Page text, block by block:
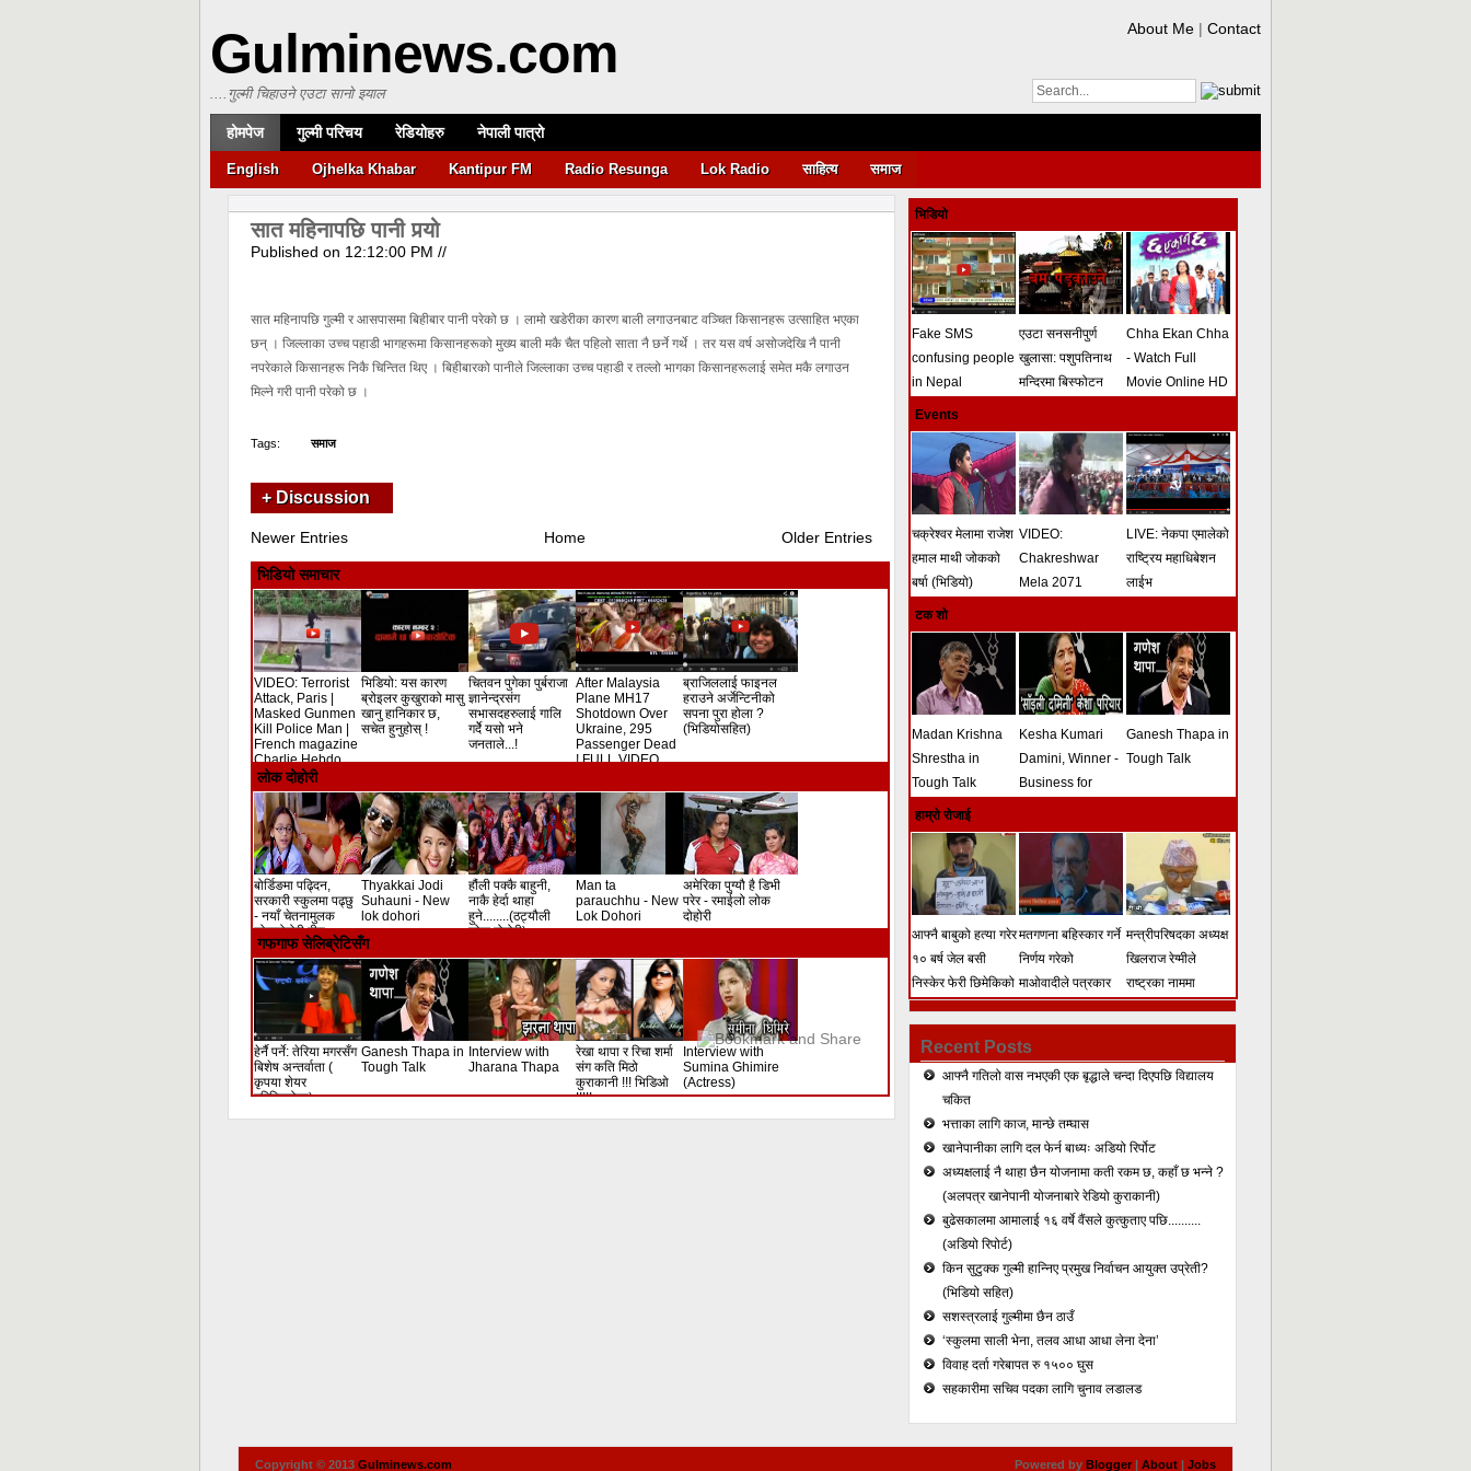
Gulminews.com
....गुल्मी चिहाउने एउटा सानो झ्याल
About Me | Contact
होमपेज गुल्मी परिचय रेडियोहरु नेपाली पात्रो
English Ojhelka Khabar Kantipur FM Radio Resunga Lok Radio साहित्य समाज
सात महिनापछि पानी पर्‍यो
Published on 12:12:00 PM //
सात महिनापछि गुल्मी र आसपासमा बिहीबार पानी परेको छ । लामो खडेरीका कारण बाली लगाउनबाट वञ्चित किसानहरू उत्साहित भएका
छन् । जिल्लाका उच्च पहाडी भागहरूमा किसानहरूको मुख्य बाली मकै चैत पहिलो साता नै छर्ने गर्थे । तर यस वर्ष असोजदेखि नै पानी
नपरेकाले किसानहरू निकै चिन्तित थिए । बिहीबारको पानीले जिल्लाका उच्च पहाडी र तल्लो भागका किसानहरूलाई समेत मकै लगाउन
मिल्ने गरी पानी परेको छ ।
Tags: समाज
+ Discussion
Newer Entries Older Entries
Home
भिडियो समाचार
VIDEO: Terrorist
Attack, Paris |
Masked Gunmen
Kill Police Man |
French magazine
Charlie Hebdo
Shooting
भिडियो: यस कारण
ब्रोइलर कुखुराको मासु
खानु हानिकार छ,
सचेत हुनुहोस् !
चितवन पुगेका पुर्बराजा
ज्ञानेन्द्रसंग
सभासदहरुलाई गालि
गर्देे यसो भने
जनताले...!
After Malaysia
Plane MH17
Shotdown Over
Ukraine, 295
Passenger Dead
! FULL VIDEO
ब्राजिललाई फाइनल
हराउने अर्जेन्टिनीको
सपना पुरा होला ?
(भिडियोसहित)
लोक दोहोरी
बोर्डिङमा पढ्दिन,
सरकारी स्कुलमा पढ्छु
- नयाँ चेतनामुलक
लोकदोहोरी गीत
Thyakkai Jodi
Suhauni - New
lok dohori
हौंली पक्कै बाहुनी,
नाकै हेर्दा थाहा
हुने........(ठट्यौली
लोक दोहोरी)
Man ta
parauchhu - New
Lok Dohori
अमेरिका पुग्यौ है डिभी
परेर - रमाईलो लोक
दोहोरी
गफगाफ सेलिब्रेटिसँग
हेर्नै पर्ने: तेरिया मगरसँग
बिशेष अन्तर्वाता (
कृपया शेयर
गरिदिनुहोला)
Ganesh Thapa in
Tough Talk
Interview with
Jharana Thapa
रेखा थापा र रिचा शर्मा
संग कति मिठो
कुराकानी !!! भिडिओ
!!!!!
Interview with
Sumina Ghimire
(Actress)
भिडियो
Fake SMS
confusing people
in Nepal
एउटा सनसनीपुर्ण
खुलासा: पशुपतिनाथ
मन्दिरमा बिस्फोटन
(भिडियो)
Chha Ekan Chha
- Watch Full
Movie Online HD
Events
चक्रेश्वर मेलामा राजेश
हमाल माथी जोकको
बर्षा (भिडियो)
VIDEO:
Chakreshwar
Mela 2071
LIVE: नेकपा एमालेको
राष्ट्रिय महाधिबेशन
लाईभ
टक शो
Madan Krishna
Shrestha in
Tough Talk
Kesha Kumari
Damini, Winner -
Business for
Tough Talk
Ganesh Thapa in
Tough Talk
हाम्रो रोजाई
आफ्नै बाबुको हत्या गरेर
१० बर्ष जेल बसी
निस्केर फेरी छिमेकिको
मतगणना बहिस्कार गर्ने
निर्णय गरेको
माओवादीले पत्रकार
मन्त्रीपरिषदका अध्यक्ष
खिलराज रेग्मीले
राष्ट्रका नाममा
Recent Posts
आफ्नै गतिलो वास नभएकी एक बृद्धाले चन्दा दिएपछि विद्यालय
चकित
भत्ताका लागि काज, मान्छे तम्घास
खानेपानीका लागि दल फेर्न बाध्यः अडियो रिर्पोट
अध्यक्षलाई नै थाहा छैन योजनामा कती रकम छ, कहाँ छ भन्ने ?
(अलपत्र खानेपानी योजनाबारे रेडियो कुराकानी)
बुढेसकालमा आमालाई १६ वर्षे वैंसले कुत्कुताए पछि..........
(अडियो रिपोर्ट)
किन सुटुक्क गुल्मी हान्निए प्रमुख निर्वाचन आयुक्त उप्रेती?
(भिडियो सहित)
सशस्त्रलाई गुल्मीमा छैन ठाउँ
‘स्कुलमा साली भेना, तलव आधा आधा लेना देना’
विवाह दर्ता गरेबापत रु १५०० घुस
सहकारीमा सचिव पदका लागि चुनाव लडालड
Copyright © 2013 Gulminews.com Powered by Blogger | About | Jobs